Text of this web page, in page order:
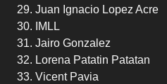
Juan Ignacio Lopez Acre
IMLL
Jairo Gonzalez
Lorena Patatin Patatan
Vicent Pavia